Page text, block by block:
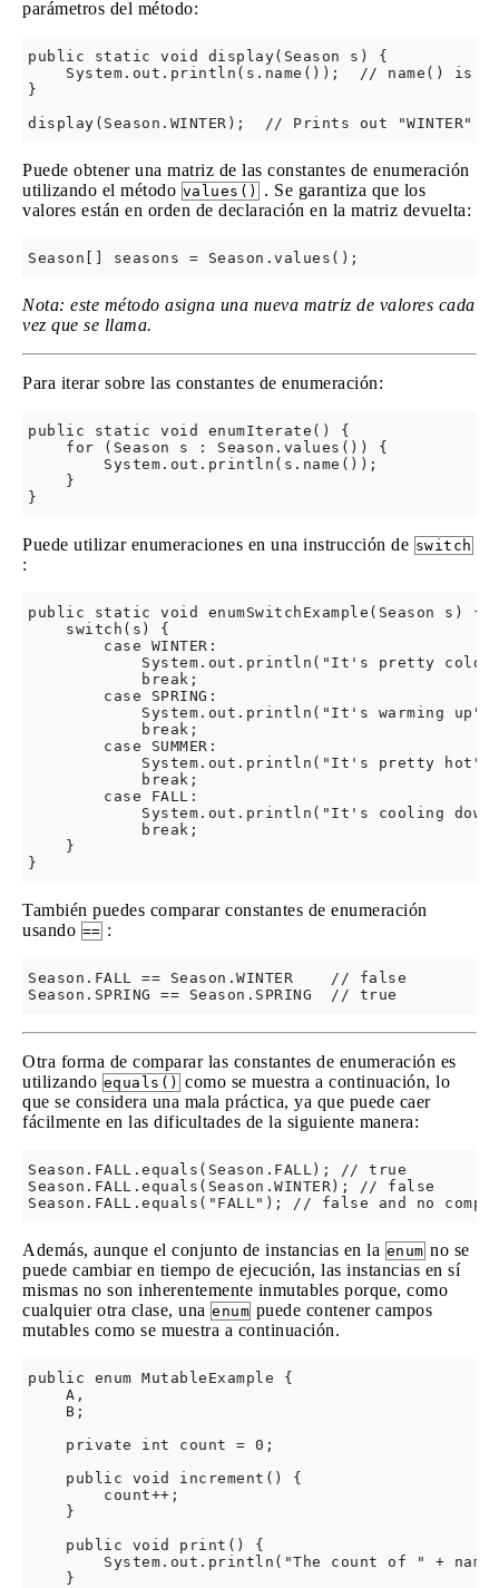
parámetros del método:
public static void display(Season s) {
System.out.println(s.name());  // name() is
}
Puede obtener una matriz de las constantes de enumeración
utilizando el método values()
. Se garantiza que los
valores están en orden de declaración en la matriz devuelta:
Nota: este método asigna una nueva matriz de valores cada
vez que se llama.
Para iterar sobre las constantes de enumeración:
public static void enumIterate() {
    for (Season s : Season.values()) {
        System.out.println(s.name());
    }
Puede utilizar enumeraciones en una instrucción de switch
:
public static void enumSwitchExample(Season s) {
    switch(s) {
        case WINTER:
System.out.println("It's pretty
            break;
        case SPRING:
System.out.println("It's warming
            break;
        case SUMMER:
System.out.println("It's pretty
            break;
        case FALL:
System.out.println("It's cooling
            break;
    }
También puedes comparar constantes de enumeración
usando == :
Season.FALL == Season.WINTER    // false
Otra forma de comparar las constantes de enumeración es
utilizando equals() como se muestra a continuación, lo
que se considera una mala práctica, ya que puede caer
fácilmente en las dificultades de la siguiente manera:
Season.FALL.equals(Season.FALL); // true
Season.FALL.equals(Season.WINTER); // false
Además, aunque el conjunto de instancias en la enum no se
puede cambiar en tiempo de ejecución, las instancias en sí
mismas no son inherentemente inmutables porque, como
cualquier otra clase, una enum puede contener campos
mutables como se muestra a continuación.
public enum MutableExample {
    A,
    B;
    private int count = 0;
    public void increment() {
        count++;
    }
    public void print() {
System.out.println("The count of " +
    }